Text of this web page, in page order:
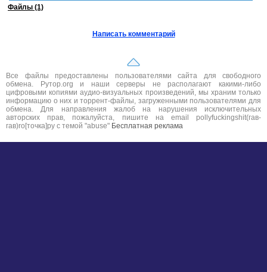
Файлы (1)
Написать комментарий
Все файлы предоставлены пользователями сайта для свободного
обмена. Рутор.org и наши серверы не располагают какими-либо
цифровыми копиями аудио-визуальных произведений, мы храним только
информацию о них и торрент-файлы, загруженными пользователями для
обмена. Для направления жалоб на нарушения исключительных
авторских прав, пожалуйста, пишите на email pollyfuckingshit(гав-
гав)ro[точка]ру с темой "abuse" Бесплатная реклама